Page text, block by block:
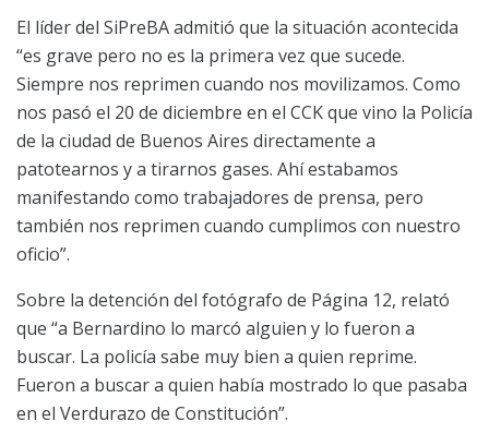
El líder del SiPreBA admitió que la situación acontecida
“es grave pero no es la primera vez que sucede.
Siempre nos reprimen cuando nos movilizamos. Como
nos pasó el 20 de diciembre en el CCK que vino la Policía
de la ciudad de Buenos Aires directamente a
patotearnos y a tirarnos gases. Ahí estabamos
manifestando como trabajadores de prensa, pero
también nos reprimen cuando cumplimos con nuestro
oficio”.
Sobre la detención del fotógrafo de Página 12, relató
que “a Bernardino lo marcó alguien y lo fueron a
buscar. La policía sabe muy bien a quien reprime.
Fueron a buscar a quien había mostrado lo que pasaba
en el Verdurazo de Constitución”.